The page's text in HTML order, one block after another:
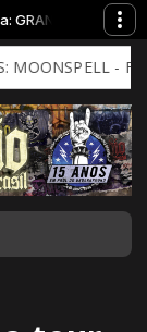
MAGUS -
- Far